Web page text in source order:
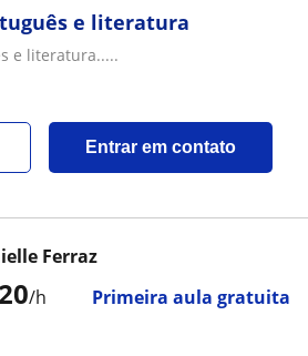
e literatura
e literatura.....
Entrar em contato
/h Primeira aula gratuita
Ferraz